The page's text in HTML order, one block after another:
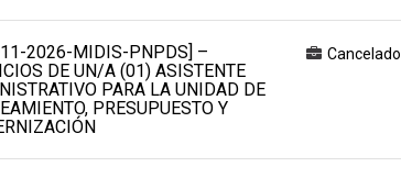
2026-MIDIS-PNPDS] –
DE UN/A (01) ASISTENTE
PARA LA UNIDAD DE
PRESUPUESTO Y
Cancelado